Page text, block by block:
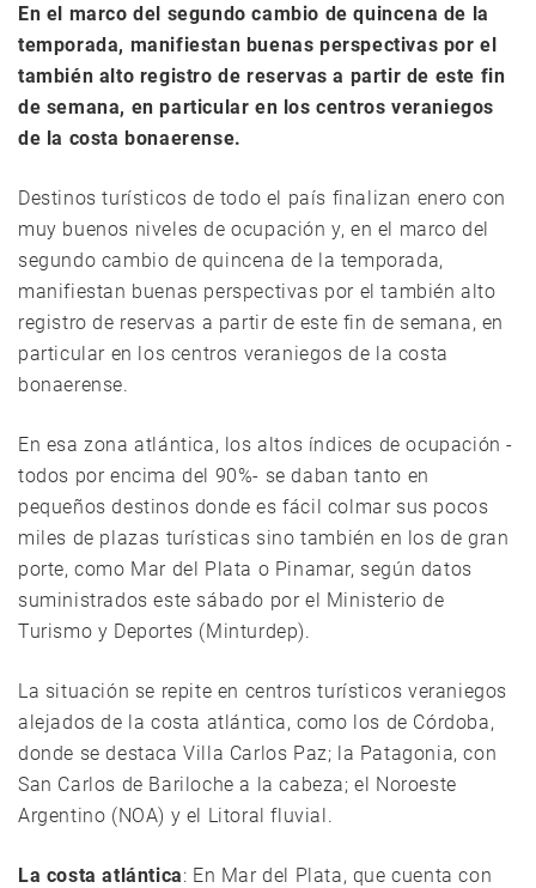
En el marco del segundo cambio de quincena de la
temporada, manifiestan buenas perspectivas por el
también alto registro de reservas a partir de este fin
de semana, en particular en los centros veraniegos
de la costa bonaerense.
Destinos turísticos de todo el país finalizan enero con
muy buenos niveles de ocupación y, en el marco del
segundo cambio de quincena de la temporada,
manifiestan buenas perspectivas por el también alto
registro de reservas a partir de este fin de semana, en
particular en los centros veraniegos de la costa
bonaerense.
En esa zona atlántica, los altos índices de ocupación -
todos por encima del 90%- se daban tanto en
pequeños destinos donde es fácil colmar sus pocos
miles de plazas turísticas sino también en los de gran
porte, como Mar del Plata o Pinamar, según datos
suministrados este sábado por el Ministerio de
Turismo y Deportes (Minturdep).
La situación se repite en centros turísticos veraniegos
alejados de la costa atlántica, como los de Córdoba,
donde se destaca Villa Carlos Paz; la Patagonia, con
San Carlos de Bariloche a la cabeza; el Noroeste
Argentino (NOA) y el Litoral fluvial.
La costa atlántica: En Mar del Plata, que cuenta con